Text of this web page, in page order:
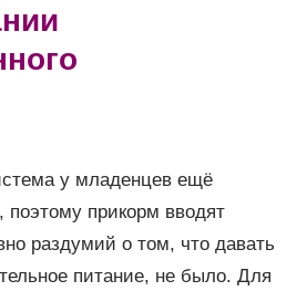
у младенцев ещё
поэтому прикорм вводят
раздумий о том, что давать
питание, не было. Для